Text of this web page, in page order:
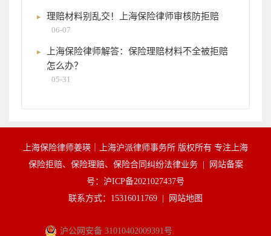
理赔材料别乱交！上海保险律师审核防拒赔
06-07
上海保险律师解答：保险理赔材料不全被拒赔
怎么办？
05-31
上海保险律师姜瑛｜上海沪派律师事务所 版权所有 专注上海
保险拒赔、保险理赔、保险合同纠纷法律业务 |
网站备案
号：沪ICP备2021027437号
联系方式：15316011769 |
网站地图
沪公网安备 31010402009391号